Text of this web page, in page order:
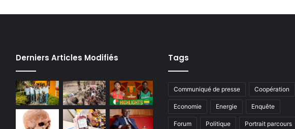
Derniers Articles Modifiés Tags
Communiqué de presse Coopération
Economie Energie Enquête
Forum Politique Portrait parcours